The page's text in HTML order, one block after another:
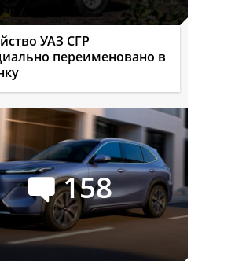
УАЗ СГР
переименовано в
158